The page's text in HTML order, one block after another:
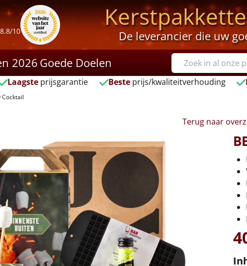
8.8/10
De leverancier die uw
2026Goede Doelen
Laagsteprijsgarantie Besteprijs/kwaliteitverhouding
Cocktail
Terug naar